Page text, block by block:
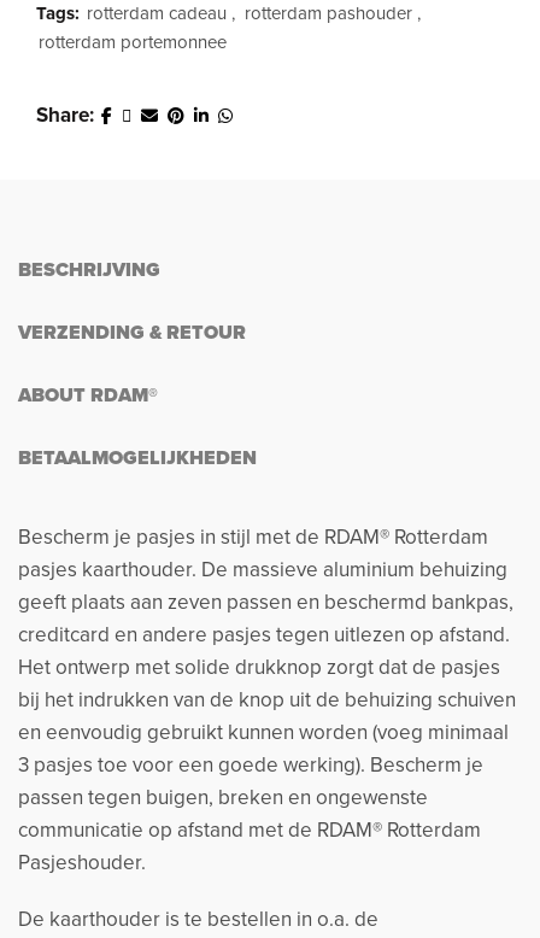
Tags: rotterdam cadeau , rotterdam pashouder ,
rotterdam portemonnee
Share
BESCHRIJVING
VERZENDING & RETOUR
ABOUT RDAM®
BETAALMOGELIJKHEDEN
Bescherm je pasjes in stijl met de RDAM® Rotterdam
pasjes kaarthouder. De massieve aluminium behuizing
geeft plaats aan zeven passen en beschermd bankpas,
creditcard en andere pasjes tegen uitlezen op afstand.
Het ontwerp met solide drukknop zorgt dat de pasjes
bij het indrukken van de knop uit de behuizing schuiven
en eenvoudig gebruikt kunnen worden (voeg minimaal
3 pasjes toe voor een goede werking). Bescherm je
passen tegen buigen, breken en ongewenste
communicatie op afstand met de RDAM® Rotterdam
Pasjeshouder.
De kaarthouder is te bestellen in o.a. de